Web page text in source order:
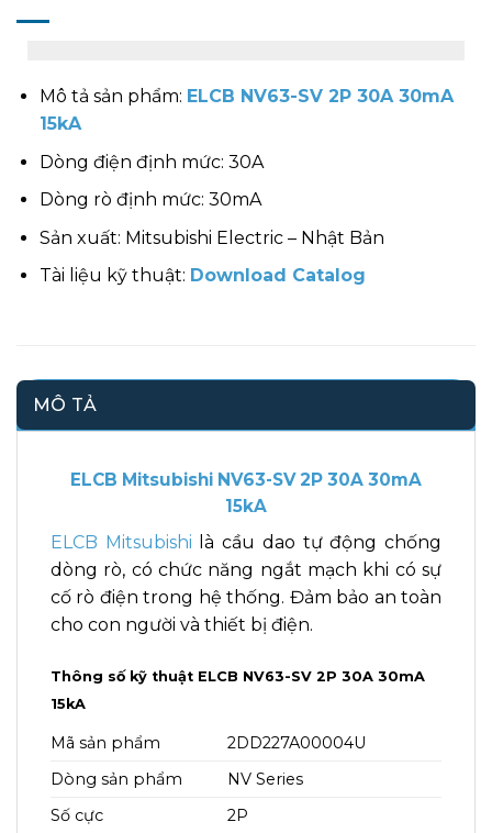
Mô tả sản phẩm: ELCB NV63-SV 2P 30A 30mA
15kA
Dòng điện định mức: 30A
Dòng rò định mức: 30mA
Sản xuất: Mitsubishi Electric – Nhật Bản
Tài liệu kỹ thuật: Download Catalog
MÔ TẢ
ELCB Mitsubishi NV63-SV 2P 30A 30mA
15kA
ELCB Mitsubishi là cầu dao tự động chống
dòng rò, có chức năng ngắt mạch khi có sự
cố rò điện trong hệ thống. Đảm bảo an toàn
cho con người và thiết bị điện.
Thông số kỹ thuật ELCB NV63-SV 2P 30A 30mA
15kA
Mã sản phẩm
2DD227A00004U
Dòng sản phẩm
NV Series
Số cực
2P